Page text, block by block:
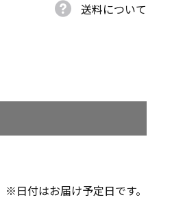
送料について
日付はお届け予定日です。